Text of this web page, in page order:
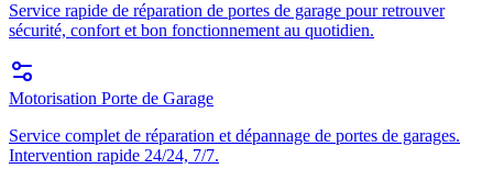
Service rapide de réparation de portes de garage pour retrouver
sécurité, confort et bon fonctionnement au quotidien.
Motorisation Porte de Garage
Service complet de réparation et dépannage de portes de garages.
Intervention rapide 24/24, 7/7.